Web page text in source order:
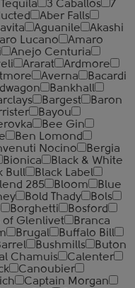
Tequila 3 Caballos
7
Aber Falls
Aguanile
Akashi
Lucano
Amaro
Anejo Centuria
Ararat
Ardmore
Averna
Bacardi
Bankhall
Bargest
Baron
Bayou
Bee Gin
Ben Lomond
Nocino
Bergia
Bionica
Black & White
Bull
Black Label
285 Bloom
Blue
Bold Thady
Bols
Borghetti
Bosford
of Glenlivet
Branca
Brugal
Buffalo Bill
Bushmills
Buton
Chamuis
Calenter
Canoubier
Captain Morgan